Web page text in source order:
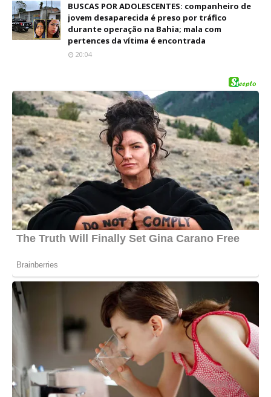
BUSCAS POR ADOLESCENTES: companheiro de
jovem desaparecida é preso por tráfico
durante operação na Bahia; mala com
pertences da vítima é encontrada
20:04